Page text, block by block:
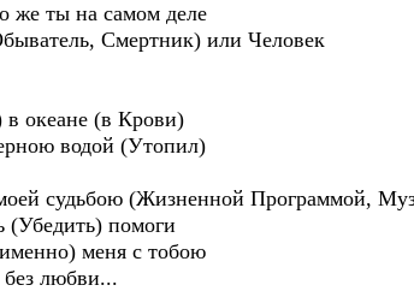
же ты на самом деле
Смертник) или Человек
в океане (в Крови)
водой (Утопил)
судьбою (Жизненной Программой,
(Убедить) помоги
меня с тобою
без любви...